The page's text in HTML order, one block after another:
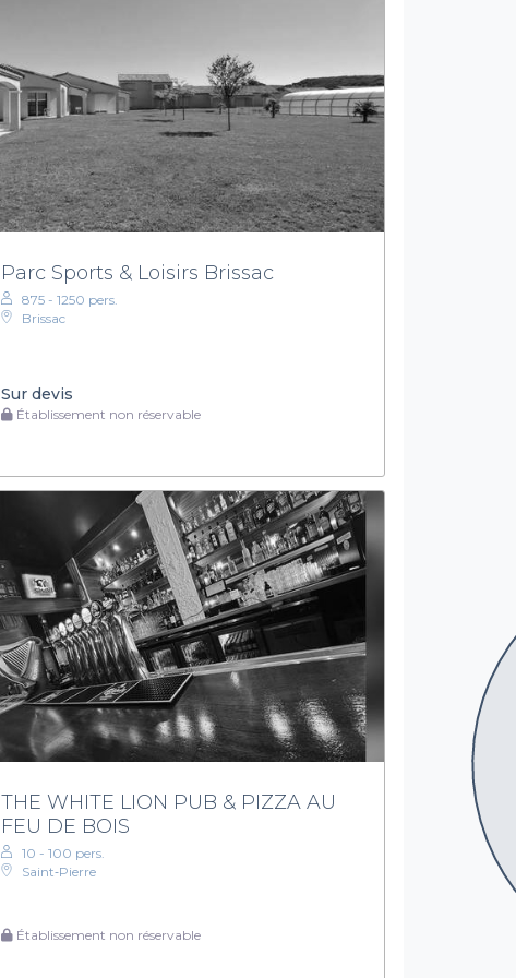
Parc Sports & Loisirs Brissac
875 - 1250 pers.
Brissac
Sur devis
Établissement non réservable
THE WHITE LION PUB & PIZZA AU
FEU DE BOIS
10 - 100 pers.
Saint‑Pierre
Établissement non réservable